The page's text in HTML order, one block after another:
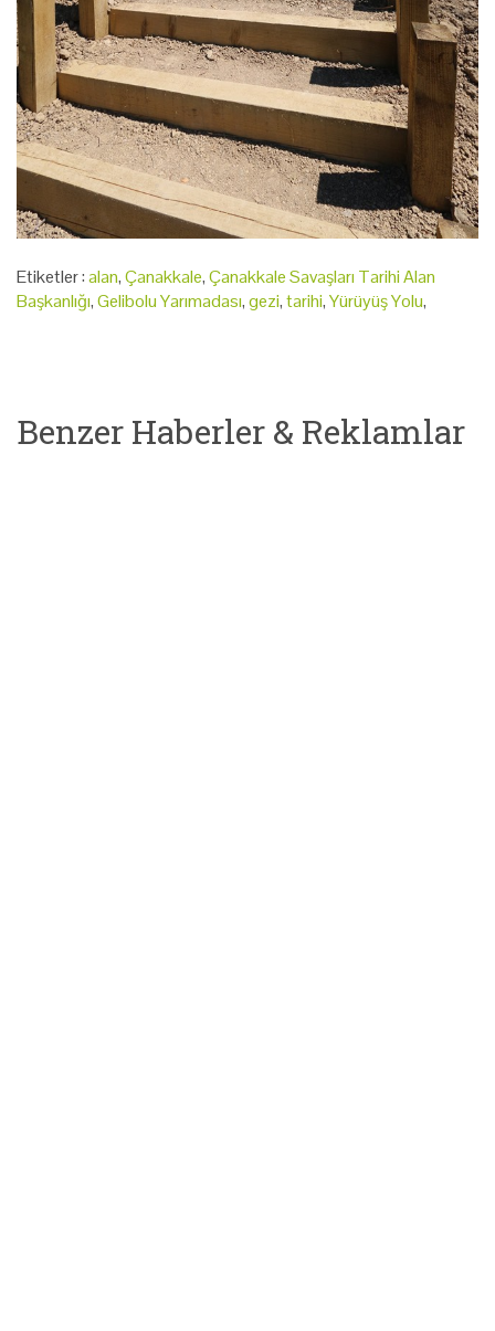
Etiketler :alan,Çanakkale,Çanakkale Savaşları Tarihi Alan
Başkanlığı,Gelibolu Yarımadası,gezi,tarihi,Yürüyüş Yolu,
Benzer Haberler & Reklamlar